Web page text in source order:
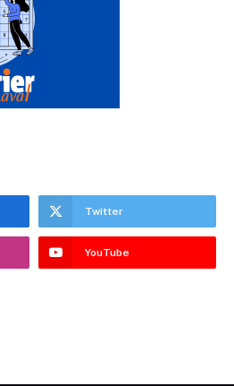
Twitter
YouTube